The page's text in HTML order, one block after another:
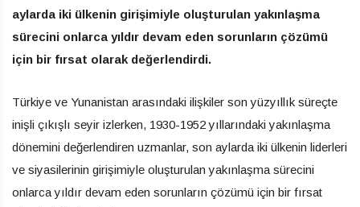
aylarda iki ülkenin girişimiyle oluşturulan yakınlaşma
sürecini onlarca yıldır devam eden sorunların çözümü
için bir fırsat olarak değerlendirdi.
Türkiye ve Yunanistan arasındaki ilişkiler son yüzyıllık süreçte
inişli çıkışlı seyir izlerken, 1930-1952 yıllarındaki yakınlaşma
dönemini değerlendiren uzmanlar, son aylarda iki ülkenin liderleri
ve siyasilerinin girişimiyle oluşturulan yakınlaşma sürecini
onlarca yıldır devam eden sorunların çözümü için bir fırsat